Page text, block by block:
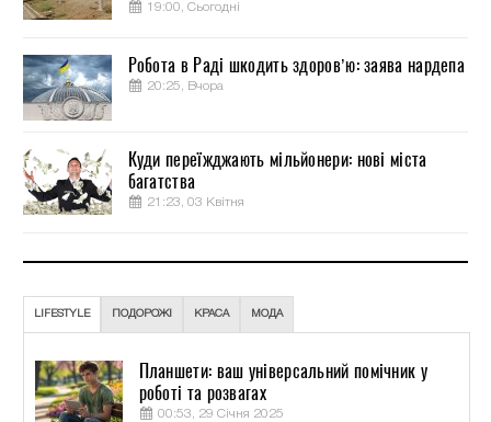
19:00, Сьогодні
Робота в Раді шкодить здоров’ю: заява нардепа
20:25, Вчора
Куди переїжджають мільйонери: нові міста
багатства
21:23, 03 Квітня
LIFESTYLE ПОДОРОЖІ КРАСА МОДА
Планшети: ваш універсальний помічник у
роботі та розвагах
00:53, 29 Січня 2025